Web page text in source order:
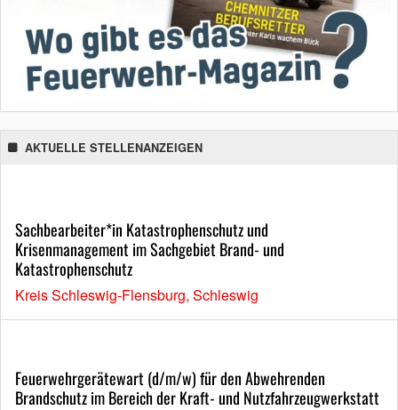
AKTUELLE STELLENANZEIGEN
Sachbearbeiter*in Katastrophenschutz und
Krisenmanagement im Sachgebiet Brand- und
Katastrophenschutz
Kreis Schleswig-Flensburg, Schleswig
Feuerwehrgerätewart (d/m/w) für den Abwehrenden
Brandschutz im Bereich der Kraft- und Nutzfahrzeugwerkstatt